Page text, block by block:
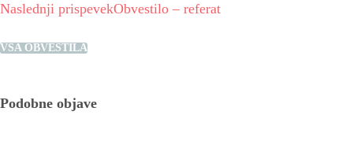
Naslednji prispevekObvestilo – referat
VSA OBVESTILA
Podobne objave